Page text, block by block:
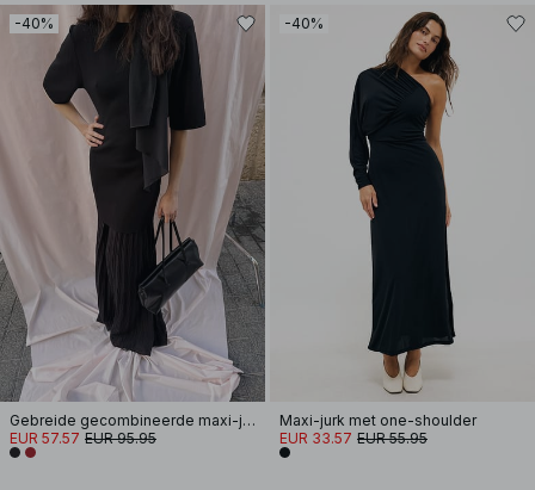
-40%
Gebreide gecombineerde maxi-jurk
EUR 57.57 EUR 95.95
-40%
Maxi-jurk met one-shoulder
EUR 33.57 EUR 55.95